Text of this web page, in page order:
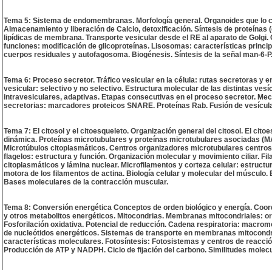
Tema 5: Sistema de endomembranas. Morfología general. Organoides que
Almacenamiento y liberación de Calcio, detoxificación. Síntesis de
lipídicas de membrana. Transporte vesicular desde el RE al aparato de
funciones: modificación de glicoproteínas. Lisosomas: características
cuerpos residuales y autofagosoma. Biogénesis. Síntesis de la señal man-6-
Tema 6: Proceso secretor. Tráfico vesicular en la célula: rutas secretoras y
vesicular: selectivo y no selectivo. Estructura molecular de las distintas
intravesiculares, adaptivas. Etapas consecutivas en el proceso secretor.
secretorias: marcadores proteicos SNARE. Proteínas Rab. Fusión de
Tema 7: El citosol y el citoesqueleto. Organización general del citosol. El
dinámica. Proteínas microtubulares y proteínas microtubulares asociadas
Microtúbulos citoplasmáticos. Centros organizadores microtubulares
flagelos: estructura y función. Organización molecular y movimiento ciliar.
citoplasmáticos y lámina nuclear. Microfilamentos y corteza celular:
motora de los filamentos de actina. Biología celular y molecular del
Bases moleculares de la contracción muscular.
Tema 8: Conversión energética Conceptos de orden biológico y energía.
y otros metabolitos energéticos. Mitocondrias. Membranas mitocondriales:
Fosforilación oxidativa. Potencial de reducción. Cadena respiratoria:
de nucleótidos energéticos. Sistemas de transporte en membranas
características moleculares. Fotosíntesis: Fotosistemas y centros de
Producción de ATP y NADPH. Ciclo de fijación del carbono. Similitudes